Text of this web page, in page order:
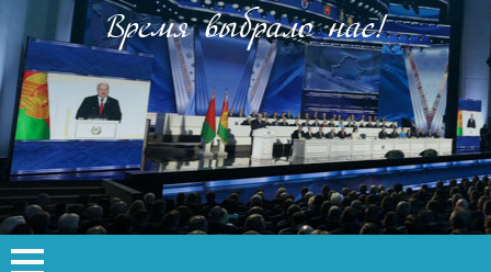
Время выбрало нас!